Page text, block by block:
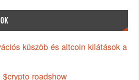
küszöb és altcoin kilátások a
roadshow